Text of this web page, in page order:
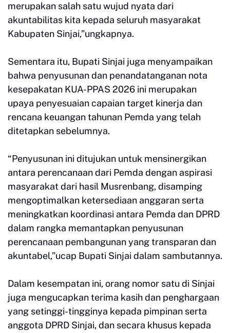
merupakan salah satu wujud nyata dari
akuntabilitas kita kepada seluruh masyarakat
Kabupaten Sinjai,”ungkapnya.
Sementara itu, Bupati Sinjai juga menyampaikan
bahwa penyusunan dan penandatanganan nota
kesepakatan KUA-PPAS 2026 ini merupakan
upaya penyesuaian capaian target kinerja dan
rencana keuangan tahunan Pemda yang telah
ditetapkan sebelumnya.
“Penyusunan ini ditujukan untuk mensinergikan
antara perencanaan dari Pemda dengan aspirasi
masyarakat dari hasil Musrenbang, disamping
mengoptimalkan ketersediaan anggaran serta
meningkatkan koordinasi antara Pemda dan DPRD
dalam rangka memantapkan penyusunan
perencanaan pembangunan yang transparan dan
akuntabel,”ucap Bupati Sinjai dalam sambutannya.
Dalam kesempatan ini, orang nomor satu di Sinjai
juga mengucapkan terima kasih dan penghargaan
yang setinggi-tingginya kepada pimpinan serta
anggota DPRD Sinjai, dan secara khusus kepada